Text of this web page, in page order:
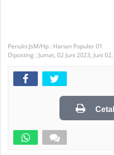
JsM/Hp : Harian Populer 01
Diposting : Jumat, 02 Juni 2023, Juni